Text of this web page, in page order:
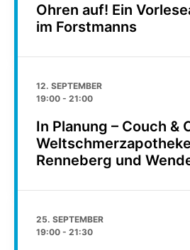
Ohren auf! Ein
im Forstmanns
12. SEPTEMBER
19:00 - 21:00
In Planung – Couch &
Renneberg und
25. SEPTEMBER
19:00 - 21:30